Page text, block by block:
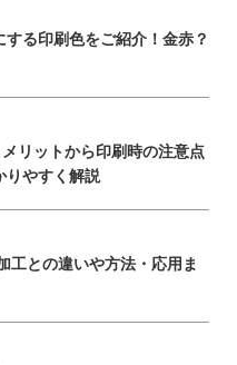
する印刷色をご紹介！金赤？
リットから印刷時の注意点
りやすく解説
工との違いや方法・応用ま